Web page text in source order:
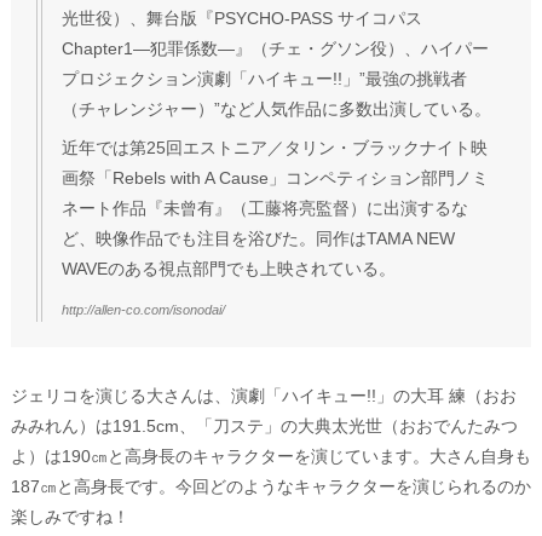
光世役）、舞台版『PSYCHO-PASS サイコパス
Chapter1―犯罪係数―』（チェ・グソン役）、ハイパー
プロジェクション演劇「ハイキュー!!」”最強の挑戦者
（チャレンジャー）”など人気作品に多数出演している。
近年では第25回エストニア／タリン・ブラックナイト映
画祭「Rebels with A Cause」コンペティション部門ノミ
ネート作品『未曾有』（工藤将亮監督）に出演するな
ど、映像作品でも注目を浴びた。同作はTAMA NEW
WAVEのある視点部門でも上映されている。
http://allen-co.com/isonodai/
ジェリコを演じる大さんは、演劇「ハイキュー!!」の大耳 練（おお
みみれん）は191.5cm、「刀ステ」の大典太光世（おおでんたみつ
よ）は190㎝と高身長のキャラクターを演じています。大さん自身も
187㎝と高身長です。今回どのようなキャラクターを演じられるのか
楽しみですね！